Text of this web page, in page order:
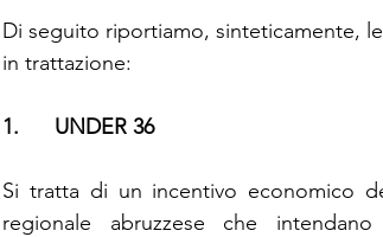
Di seguito riportiamo, sinteticamente,
in trattazione:
1.      UNDER 36
Si tratta di un incentivo economico
regionale abruzzese che